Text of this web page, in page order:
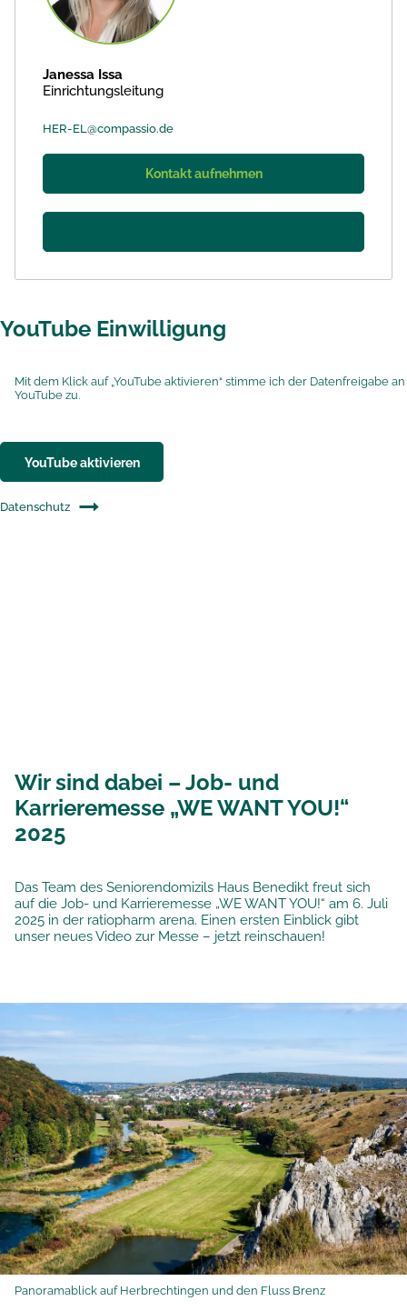
Janessa Issa
Einrichtungsleitung
HER-EL@compassio.de
Kontakt aufnehmen
Wir sind dabei – Job- und
Karrieremesse „WE WANT YOU!“
2025
Das Team des Seniorendomizils Haus Benedikt freut sich
auf die Job- und Karrieremesse „WE WANT YOU!“ am 6. Juli
2025 in der ratiopharm arena. Einen ersten Einblick gibt
unser neues Video zur Messe – jetzt reinschauen!
YouTube Einwilligung
Mit dem Klick auf „YouTube aktivieren“ stimme ich der Datenfreigabe an
YouTube zu.
YouTube aktivieren
Datenschutz
Panoramablick auf Herbrechtingen und den Fluss Brenz